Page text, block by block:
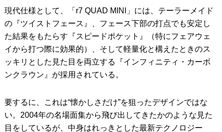
現代仕様として、「r7 QUAD MINI」には、テーラーメイド
の『ツイストフェース』、フェース下部の打点でも安定し
た結果をもたらす『スピードポケット』（特にフェアウェ
イから打つ際に効果的）、そして軽量化と構えたときのス
ッキリとした見た目を両立する『インフィニティ・カーボ
ンクラウン』が採用されている。
要するに、これは“懐かしさだけ”を狙ったデザインではな
い。2004年の名場面集から飛び出してきたかのような見た
目をしているが、中身はれっきとした最新テクノロジー